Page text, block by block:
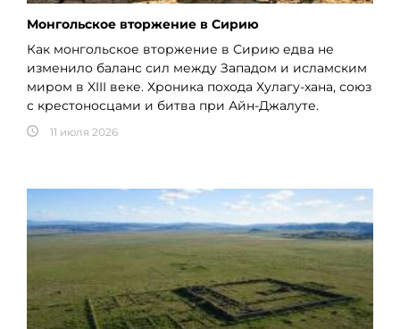
Монгольское вторжение в Сирию
Как монгольское вторжение в Сирию едва не
изменило баланс сил между Западом и исламским
миром в XIII веке. Хроника похода Хулагу-хана, союз
с крестоносцами и битва при Айн-Джалуте.
11 июля 2026